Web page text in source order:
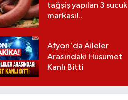
tağşiş yapılan 3 sucuk
markası!..
Afyon'da Aileler
Arasındaki Husumet
Kanlı Bitti